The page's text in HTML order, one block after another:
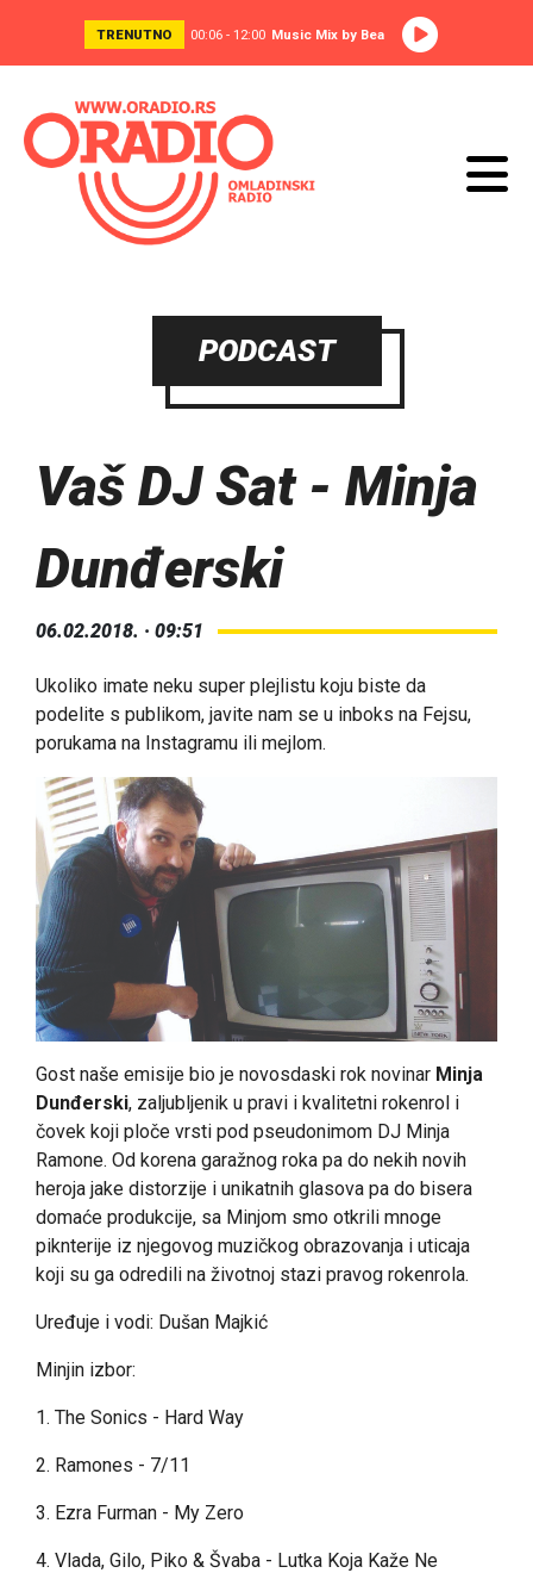
TRENUTNO 00:06 - 12:00 Music Mix by Bea
PODCAST
Vaš DJ Sat - Minja
Dunđerski
06.02.2018. · 09:51
Ukoliko imate neku super plejlistu koju biste da
podelite s publikom, javite nam se u inboks na Fejsu,
porukama na Instagramu ili mejlom.
Gost naše emisije bio je novosdaski rok novinar Minja
Dunđerski, zaljubljenik u pravi i kvalitetni rokenrol i
čovek koji ploče vrsti pod pseudonimom DJ Minja
Ramone. Od korena garažnog roka pa do nekih novih
heroja jake distorzije i unikatnih glasova pa do bisera
domaće produkcije, sa Minjom smo otkrili mnoge
piknterije iz njegovog muzičkog obrazovanja i uticaja
koji su ga odredili na životnoj stazi pravog rokenrola.
Uređuje i vodi: Dušan Majkić
Minjin izbor:
1. The Sonics - Hard Way
2. Ramones - 7/11
3. Ezra Furman - My Zero
4. Vlada, Gilo, Piko & Švaba - Lutka Koja Kaže Ne